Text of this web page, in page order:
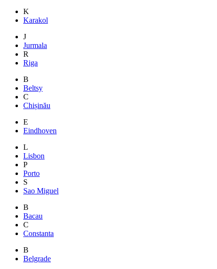
K
Karakol
J
Jurmala
R
Riga
B
Beltsy
C
Chișinău
E
Eindhoven
L
Lisbon
P
Porto
S
Sao Miguel
B
Bacau
C
Constanta
B
Belgrade